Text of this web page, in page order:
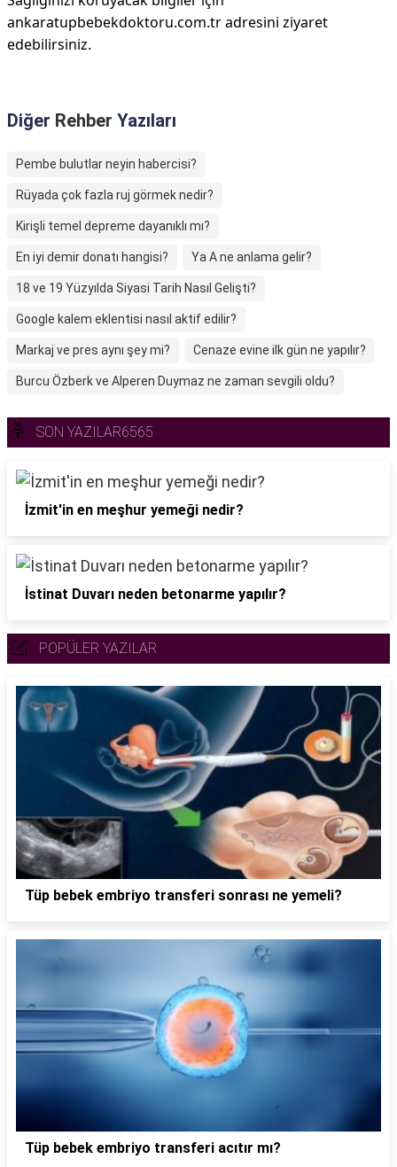
ankaratupbebekdoktoru.com.tr adresini ziyaret
edebilirsiniz.
Diğer Rehber Yazıları
Pembe bulutlar neyin habercisi?
Rüyada çok fazla ruj görmek nedir?
Kirişli temel depreme dayanıklı mı?
En iyi demir donatı hangisi? Ya A ne anlama gelir?
18 ve 19 Yüzyılda Siyasi Tarih Nasıl Gelişti?
Google kalem eklentisi nasıl aktif edilir?
Markaj ve pres aynı şey mi? Cenaze evine ilk gün ne yapılır?
Burcu Özberk ve Alperen Duymaz ne zaman sevgili oldu?
SON YAZILAR6565
İzmit'in en meşhur yemeği nedir?
İstinat Duvarı neden betonarme yapılır?
POPÜLER YAZILAR
Tüp bebek embriyo transferi sonrası ne yemeli?
Tüp bebek embriyo transferi acıtır mı?